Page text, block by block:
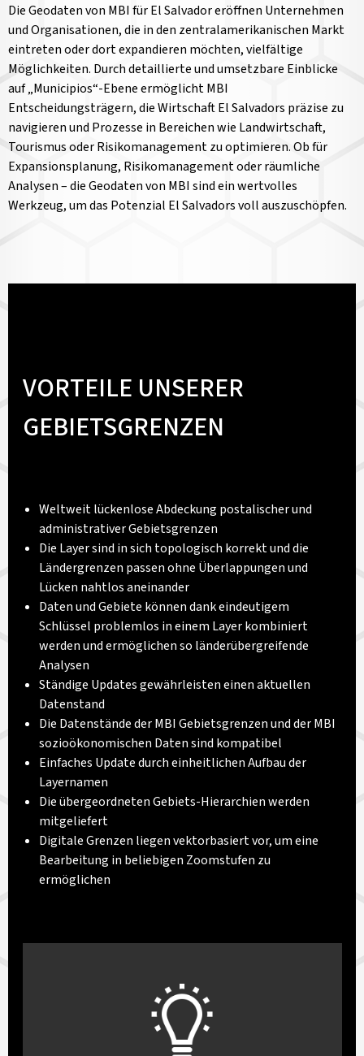
Die Geodaten von MBI für El Salvador eröffnen Unternehmen
und Organisationen, die in den zentralamerikanischen Markt
eintreten oder dort expandieren möchten, vielfältige
Möglichkeiten. Durch detaillierte und umsetzbare Einblicke
auf „Municipios“-Ebene ermöglicht MBI
Entscheidungsträgern, die Wirtschaft El Salvadors präzise zu
navigieren und Prozesse in Bereichen wie Landwirtschaft,
Tourismus oder Risikomanagement zu optimieren. Ob für
Expansionsplanung, Risikomanagement oder räumliche
Analysen – die Geodaten von MBI sind ein wertvolles
Werkzeug, um das Potenzial El Salvadors voll auszuschöpfen.
VORTEILE UNSERER
GEBIETSGRENZEN
Weltweit lückenlose Abdeckung postalischer und
administrativer Gebietsgrenzen
Die Layer sind in sich topologisch korrekt und die
Ländergrenzen passen ohne Überlappungen und
Lücken nahtlos aneinander
Daten und Gebiete können dank eindeutigem
Schlüssel problemlos in einem Layer kombiniert
werden und ermöglichen so länderübergreifende
Analysen
Ständige Updates gewährleisten einen aktuellen
Datenstand
Die Datenstände der MBI Gebietsgrenzen und der MBI
sozioökonomischen Daten sind kompatibel
Einfaches Update durch einheitlichen Aufbau der
Layernamen
Die übergeordneten Gebiets-Hierarchien werden
mitgeliefert
Digitale Grenzen liegen vektorbasiert vor, um eine
Bearbeitung in beliebigen Zoomstufen zu
ermöglichen